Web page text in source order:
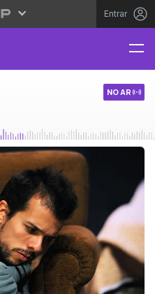
Entrar
NO AR